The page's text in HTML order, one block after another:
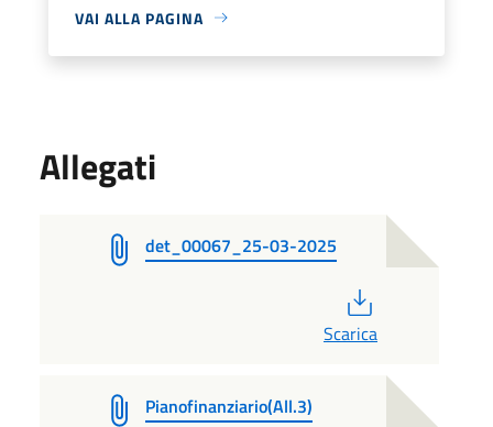
VAI ALLA PAGINA
Allegati
det_00067_25-03-2025
Scarica
Pianofinanziario(All.3)